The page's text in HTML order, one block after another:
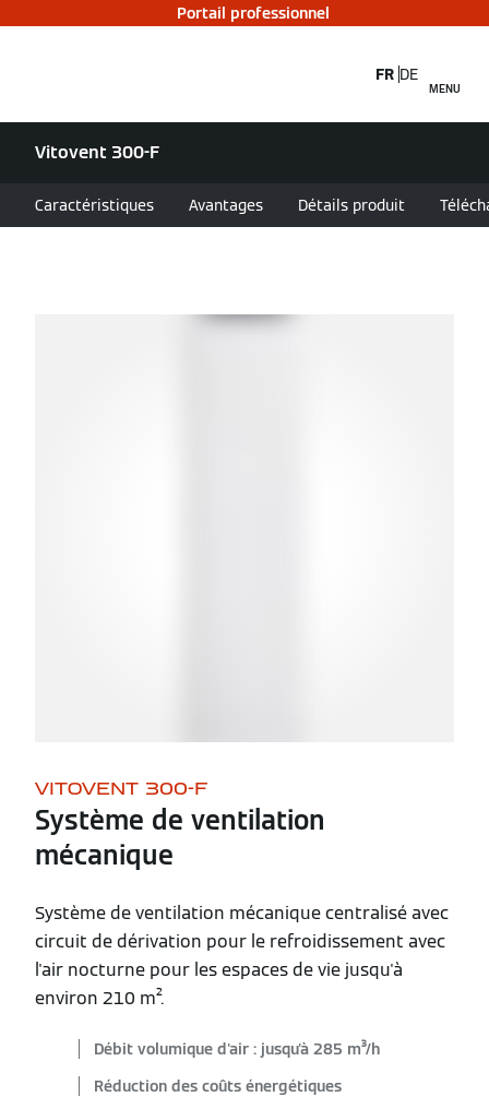
Portail professionnel
MENU
FR DE
Vitovent 300-F
Caractéristiques Avantages Détails produit
VITOVENT 300-F
Système de ventilation
mécanique
Système de ventilation mécanique centralisé avec
circuit de dérivation pour le refroidissement avec
l'air nocturne pour les espaces de vie jusqu'à
environ 210 m².
Débit volumique d'air : jusqu'à 285 m³/h
Réduction des coûts énergétiques